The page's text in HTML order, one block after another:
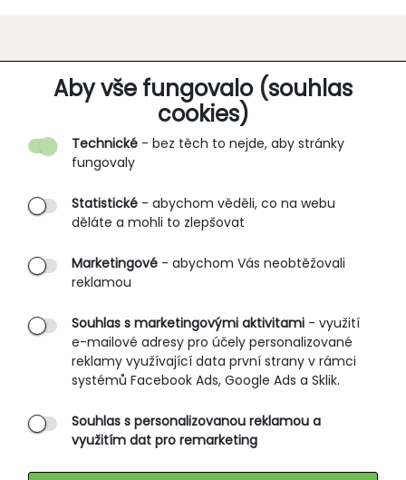
Aby vše fungovalo (souhlas
cookies)
Technické - bez těch to nejde, aby stránky
fungovaly
Statistické - abychom věděli, co na webu
děláte a mohli to zlepšovat
Marketingové - abychom Vás neobtěžovali
reklamou
Souhlas s marketingovými aktivitami - využití
e-mailové adresy pro účely personalizované
reklamy využívající data první strany v rámci
systémů Facebook Ads, Google Ads a Sklik.
Souhlas s personalizovanou reklamou a
využitím dat pro remarketing
O SPOLEČNOSTI
O nás
Partnerské prodejny
B2B vstup
PRŮVODCE NAKUPOVÁNÍM
Obchodní podmínky
Rozměrové tabulky
Způsoby doručení
Ochrana osobních údajů
SLUŽBY ZÁKAZNÍKŮM